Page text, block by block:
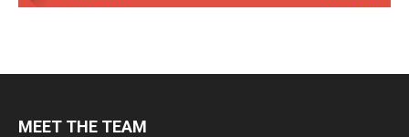
MEET THE TEAM